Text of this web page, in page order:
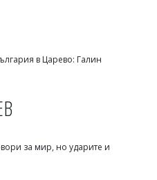
бъги
в Царево: Галин
за мир, но ударите и